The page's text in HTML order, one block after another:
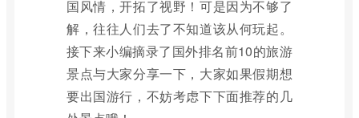
国风情，开拓了视野！可是因为不够了
解，往往人们去了不知道该从何玩起。
接下来小编摘录了国外排名前10的旅游
景点与大家分享一下，大家如果假期想
要出国游行，不妨考虑下下面推荐的几